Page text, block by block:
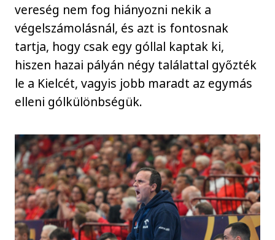
vereség nem fog hiányozni nekik a
végelszámolásnál, és azt is fontosnak
tartja, hogy csak egy góllal kaptak ki,
hiszen hazai pályán négy találattal győzték
le a Kielcét, vagyis jobb maradt az egymás
elleni gólkülönbségük.